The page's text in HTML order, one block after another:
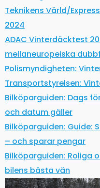
Teknikens Värld/
2024
ADAC Vinterdäcktest
mellaneuropeiska
Polismyndigheten:
Transportstyrelsen:
Bilköparguiden: Dags
och datum gäller
Bilköparguiden: Guide:
– och sparar pengar
Bilköparguiden: Roliga
bilens bästa vän